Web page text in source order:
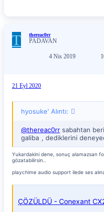
T thereac0rr
PADAVAN
4 Nis 2019
21 Eyl 2020
hyosuke' Alıntı:
@thereac0rr sabahtan
galiba , dediklerini
Yukardakini dene, sonuç alamazsan
gözatabilirsin..
playchime audio support ilede ses